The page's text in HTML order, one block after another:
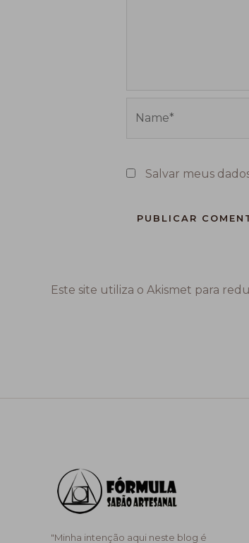
Salvar meus
Este site utiliza o Akismet para
"Minha intenção aqui neste blog é